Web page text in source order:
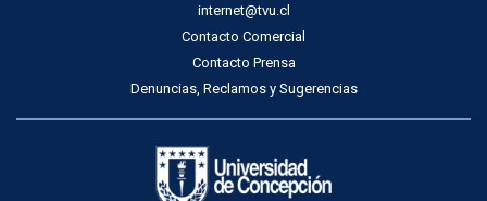
internet@tvu.cl
Contacto Comercial
Contacto Prensa
Denuncias, Reclamos y Sugerencias